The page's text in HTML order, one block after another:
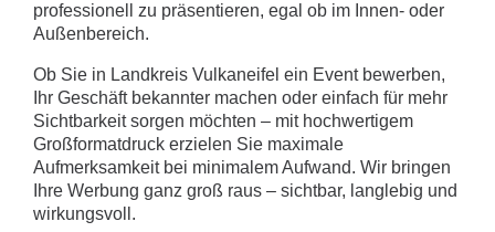
professionell zu präsentieren, egal ob im Innen- oder
Außenbereich.
Ob Sie in Landkreis Vulkaneifel ein Event bewerben,
Ihr Geschäft bekannter machen oder einfach für mehr
Sichtbarkeit sorgen möchten – mit hochwertigem
Großformatdruck erzielen Sie maximale
Aufmerksamkeit bei minimalem Aufwand. Wir bringen
Ihre Werbung ganz groß raus – sichtbar, langlebig und
wirkungsvoll.